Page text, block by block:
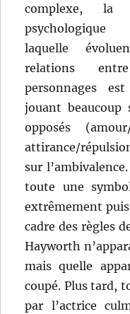
complexe, la
laquelle
relations
personnages
jouant beaucoup
opposés
attirance/
sur
toute une
extrêmement
cadre des règles
Hayworth
mais quelle
coupé. Plus tard,
par l’actrice